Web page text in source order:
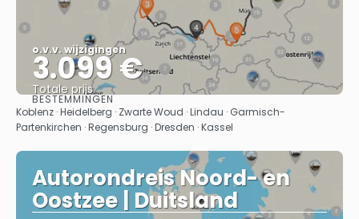
o.v.v. wijzigingen
3.099 €
Totale prijs
Bekijk
BESTEMMINGEN
Koblenz · Heidelberg · Zwarte Woud · Lindau · Garmisch-
Partenkirchen · Regensburg · Dresden · Kassel
Autorondreis Noord- en
Oostzee | Duitsland